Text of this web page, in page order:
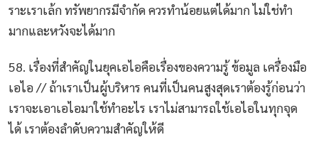
ราะเราเล้ก ทรัพยากรมีจำกัด ควรทำน้อยแต่ได้มาก ไม่ใช่ทำ
มากและหวังจะได้มาก
58. เรื่องที่สำคัญในยุคเอไอคือเรื่องของความรู้ ข้อมูล เครื่องมือ
เอไอ // ถ้าเราเป็นผู้บริหาร คนที่เป็นคนสูงสุดเราต้องรู้ก่อนว่า
เราจะเอาเอไอมาใช้ทำอะไร เราไม่สามารถใช้เอไอในทุกจุด
ได้ เราต้องลำดับความสำคัญให้ดี